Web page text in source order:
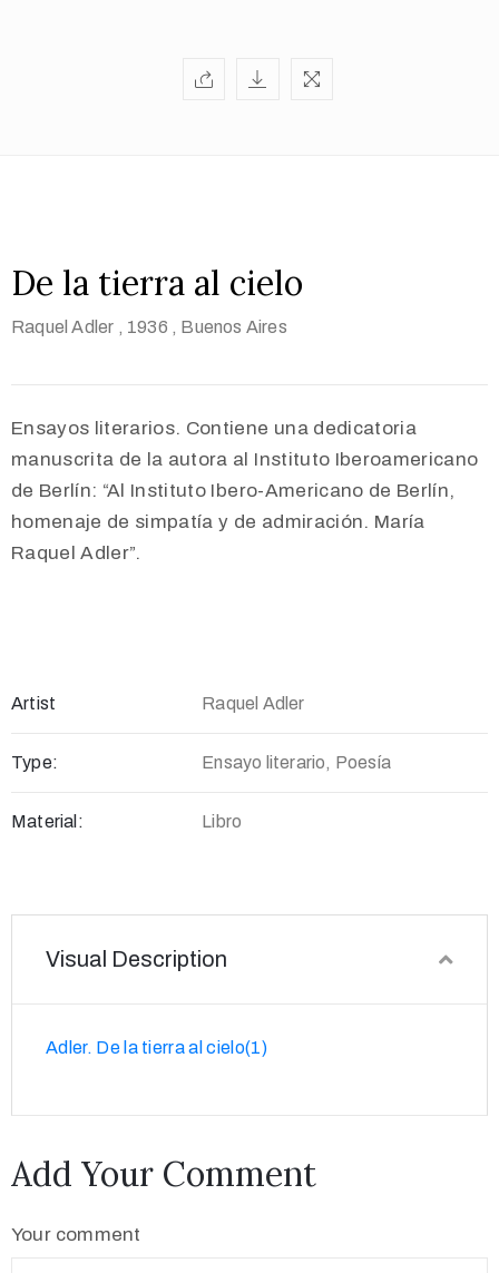
De la tierra al cielo
Raquel Adler , 1936 , Buenos Aires
Ensayos literarios. Contiene una dedicatoria
manuscrita de la autora al Instituto Iberoamericano
de Berlín: “Al Instituto Ibero-Americano de Berlín,
homenaje de simpatía y de admiración. María
Raquel Adler”.
Artist Raquel Adler
Type: Ensayo literario, Poesía
Material: Libro
Visual Description
Adler. De la tierra al cielo(1)
Add Your Comment
Your comment